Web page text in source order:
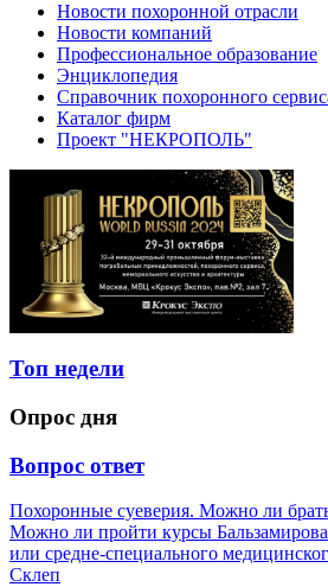
Новости похоронной отрасли
Новости компаний
Профессиональное образование
Энциклопедия
Справочник похоронного
Каталог фирм
Проект "НЕКРОПОЛЬ"
Топ недели
Опрос дня
Вопрос ответ
Похоронные суеверия. Можно ли
Можно ли пройти курсы
или средне-специального
Склеп